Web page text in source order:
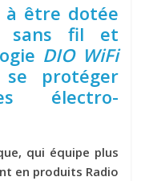
à être dotée
sans fil et
DIO WiFi
protéger
électro-
qui équipe plus
en produits Radio